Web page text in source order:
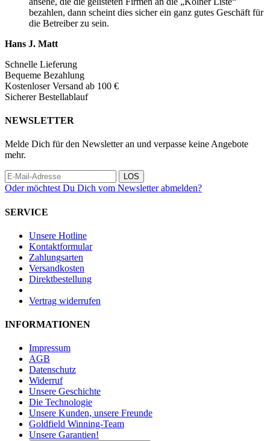
bezahlen, dann scheint dies sicher ein ganz gutes Geschäft für
die Betreiber zu sein.
Hans J. Matt
Schnelle Lieferung
Bequeme Bezahlung
Kostenloser Versand ab 100 €
Sicherer Bestellablauf
NEWSLETTER
Melde Dich für den Newsletter an und verpasse keine Angebote
mehr.
LOS
Oder möchtest Du Dich vom Newsletter abmelden?
SERVICE
Unsere Hotline
Kontaktformular
Zahlungsarten
Versandkosten
Direktbestellung
Vertrag widerrufen
INFORMATIONEN
Impressum
AGB
Datenschutz
Widerruf
Unsere Geschichte
Die Technologie
Unsere Kunden, unsere Freunde
Goldfield Winning-Team
Unsere Garantien!